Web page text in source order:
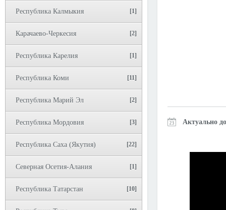
Республика Калмыкия [1]
Карачаево-Черкесия [2]
Республика Карелия [1]
Республика Коми [11]
Республика Марий Эл [2]
Республика Мордовия [3]
Республика Саха (Якутия) [22]
Северная Осетия-Алания [1]
Республика Татарстан [10]
Актуально